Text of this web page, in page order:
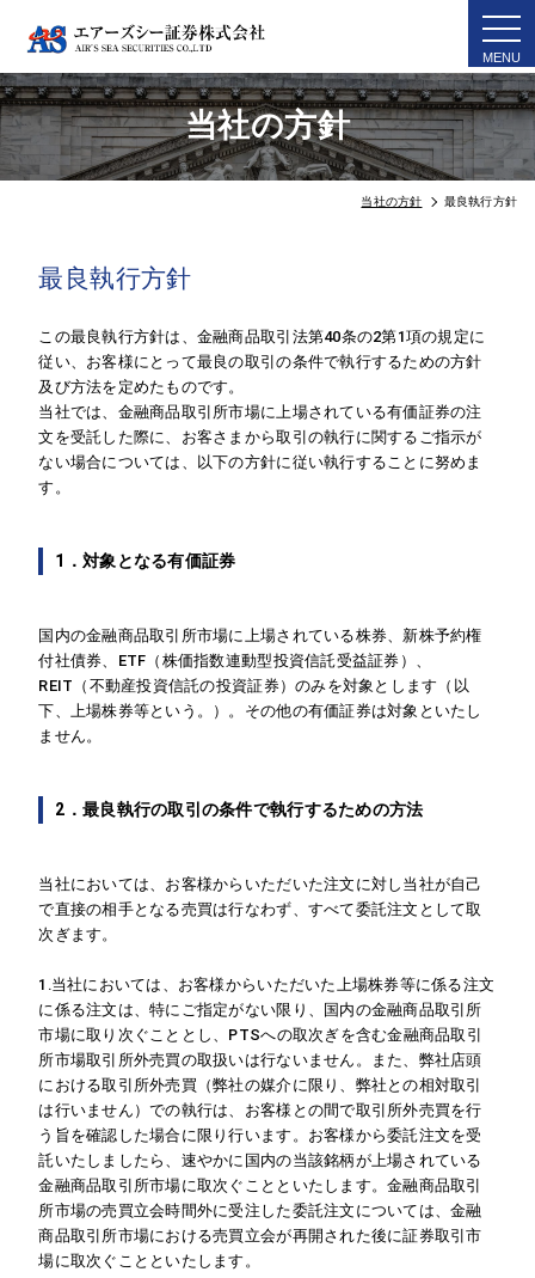
当社の方針
当社の方針 最良執行方針
最良執行方針
この最良執行方針は、金融商品取引法第40条の2第1項の規定に
従い、お客様にとって最良の取引の条件で執行するための方針
及び方法を定めたものです。
当社では、金融商品取引所市場に上場されている有価証券の注
文を受託した際に、お客さまから取引の執行に関するご指示が
ない場合については、以下の方針に従い執行することに努めま
す。
1．対象となる有価証券
国内の金融商品取引所市場に上場されている株券、新株予約権
付社債券、ETF（株価指数連動型投資信託受益証券）、
REIT（不動産投資信託の投資証券）のみを対象とします（以
下、上場株券等という。）。その他の有価証券は対象といたし
ません。
2．最良執行の取引の条件で執行するための方法
当社においては、お客様からいただいた注文に対し当社が自己
で直接の相手となる売買は行なわず、すべて委託注文として取
次ぎます。
1.当社においては、お客様からいただいた上場株券等に係る注文
に係る注文は、特にご指定がない限り、国内の金融商品取引所
市場に取り次ぐこととし、PTSへの取次ぎを含む金融商品取引
所市場取引所外売買の取扱いは行ないません。また、弊社店頭
における取引所外売買（弊社の媒介に限り、弊社との相対取引
は行いません）での執行は、お客様との間で取引所外売買を行
う旨を確認した場合に限り行います。お客様から委託注文を受
託いたしましたら、速やかに国内の当該銘柄が上場されている
金融商品取引所市場に取次ぐことといたします。金融商品取引
所市場の売買立会時間外に受注した委託注文については、金融
商品取引所市場における売買立会が再開された後に証券取引市
場に取次ぐことといたします。